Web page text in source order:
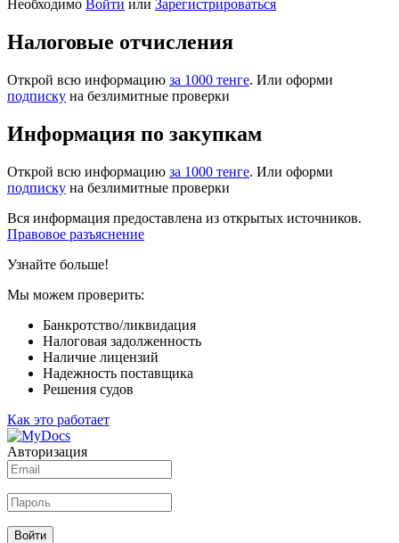
Необходимо Войти или Зарегистрироваться
Налоговые отчисления
Открой всю информацию за 1000 тенге. Или оформи
подписку на безлимитные проверки
Информация по закупкам
Открой всю информацию за 1000 тенге. Или оформи
подписку на безлимитные проверки
Вся информация предоставлена из открытых источников.
Правовое разъяснение
Узнайте больше!
Мы можем проверить:
Банкротство/ликвидация
Налоговая задолженность
Наличие лицензий
Надежность поставщика
Решения судов
Как это работает
Авторизация
Войти